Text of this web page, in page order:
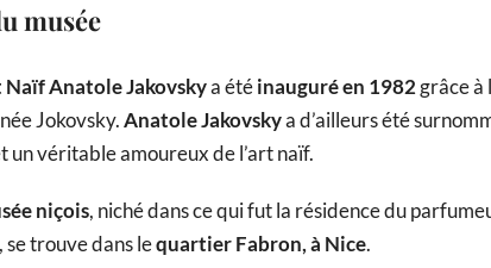
musée
Naïf Anatole Jakovskya étéinauguré en 1982 grâce à
Jokovsky.Anatole Jakovskya d’ailleurs été
un véritable amoureux de l’art naïf.
niçois, niché dans ce qui fut la résidence du
, se trouve dans lequartier Fabron, à Nice.